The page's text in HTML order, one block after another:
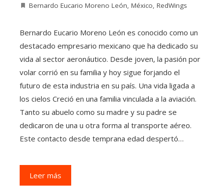
Bernardo Eucario Moreno León México RedWings
Bernardo Eucario Moreno León es conocido como un
destacado empresario mexicano que ha dedicado su
vida al sector aeronáutico. Desde joven, la pasión por
volar corrió en su familia y hoy sigue forjando el
futuro de esta industria en su país. Una vida ligada a
los cielos Creció en una familia vinculada a la aviación.
Tanto su abuelo como su madre y su padre se
dedicaron de una u otra forma al transporte aéreo.
Este contacto desde temprana edad despertó…
Leer más